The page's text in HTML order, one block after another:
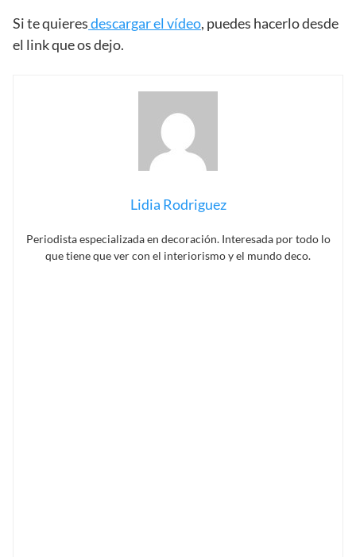
Si te quieresdescargar el vídeo, puedes hacerlo desde
el link que os dejo.
Lidia Rodriguez
Periodista especializada en decoración. Interesada por todo lo
que tiene que ver con el interiorismo y el mundo deco.